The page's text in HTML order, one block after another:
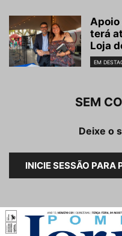
terá
Loja
EM
SEM
Deixe o
INICIE SESSÃO PARA